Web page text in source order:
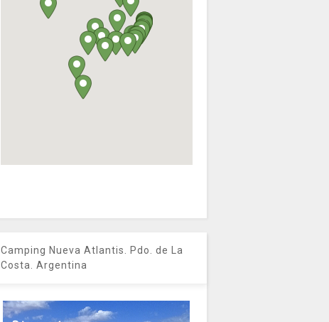
Camping Nueva Atlantis. Pdo. de La
Costa. Argentina